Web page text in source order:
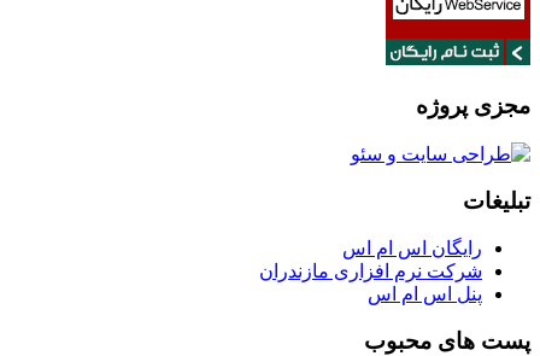
مجزی پروژه
تبلیغات
رایگان اس ام اس
شرکت نرم افزاری مازندران
پنل اس ام اس
پست های محبوب